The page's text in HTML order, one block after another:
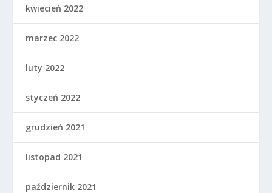
kwiecień 2022
marzec 2022
luty 2022
styczeń 2022
grudzień 2021
listopad 2021
październik 2021